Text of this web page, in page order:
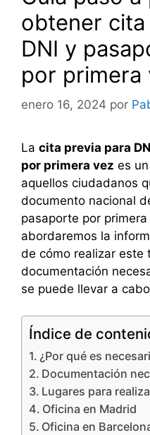
obtener cita
DNI y
por primera
enero 16, 2024 por
La cita previa para
por primera vez es
aquellos ciudadanos
documento nacional
pasaporte por
abordaremos la
de cómo realizar este
documentación
se puede llevar a
Índice de
¿Por qué es
Documentación
Lugares para
Oficina en Madrid
Oficina en